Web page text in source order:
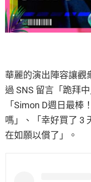
華麗的演出陣容讓觀
過 SNS 留言「跪拜
「Simon D週日最
嗎」、「幸好買了 3
在如願以償了」。